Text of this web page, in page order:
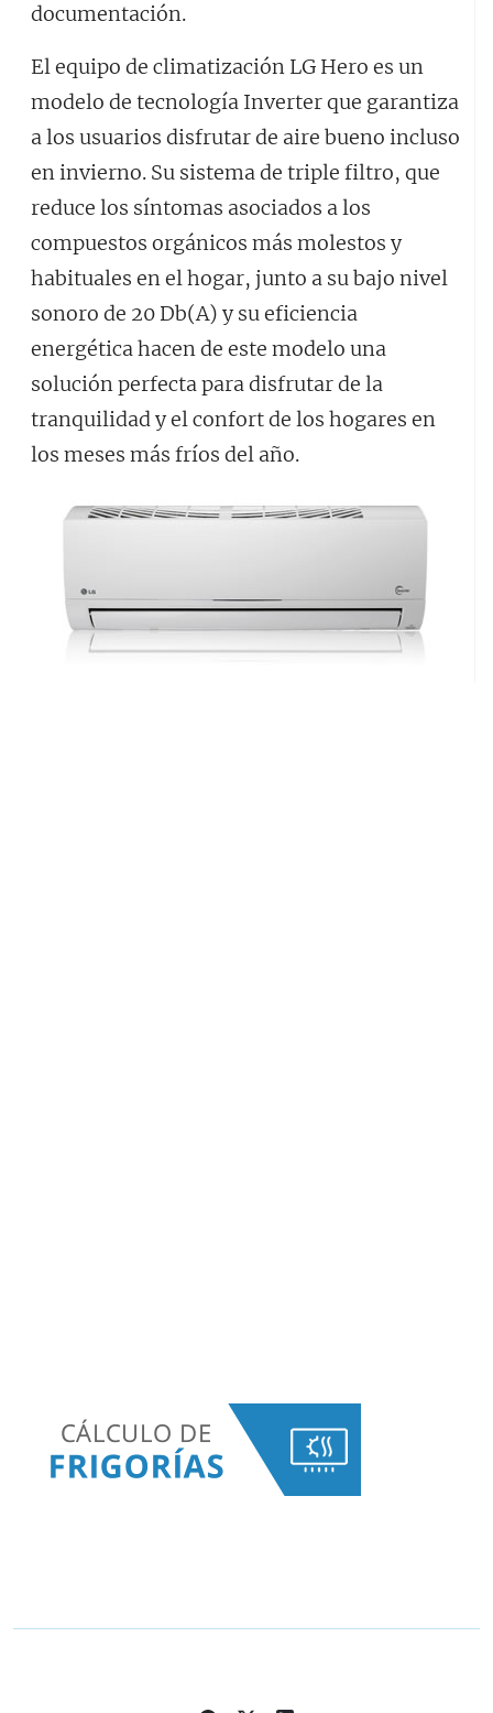
documentación.
El equipo de climatización LG Hero es un
modelo de tecnología Inverter que garantiza
a los usuarios disfrutar de aire bueno incluso
en invierno. Su sistema de triple filtro, que
reduce los síntomas asociados a los
compuestos orgánicos más molestos y
habituales en el hogar, junto a su bajo nivel
sonoro de 20 Db(A) y su eficiencia
energética hacen de este modelo una
solución perfecta para disfrutar de la
tranquilidad y el confort de los hogares en
los meses más fríos del año.